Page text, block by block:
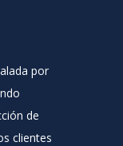
por
de
clientes